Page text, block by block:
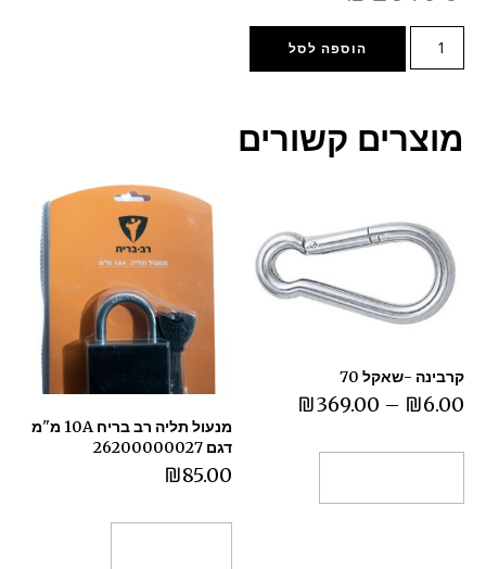
הוספה לסל
מוצרים קשורים
קרבינה -שאקל 70
₪6.00
–
₪369.00
מנעול תליה רב בריח 10A מ"מ
דגם 26200000027
₪85.00